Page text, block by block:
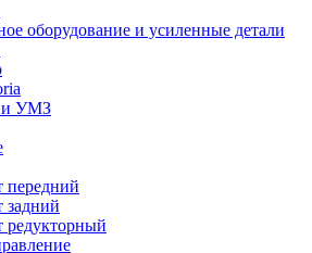
оборудование и усиленные детали
УМЗ
передний
задний
редукторный